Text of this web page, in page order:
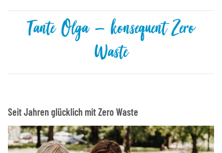
Tante Olga – konsequent Zero
Waste
Seit Jahren glücklich mit Zero Waste